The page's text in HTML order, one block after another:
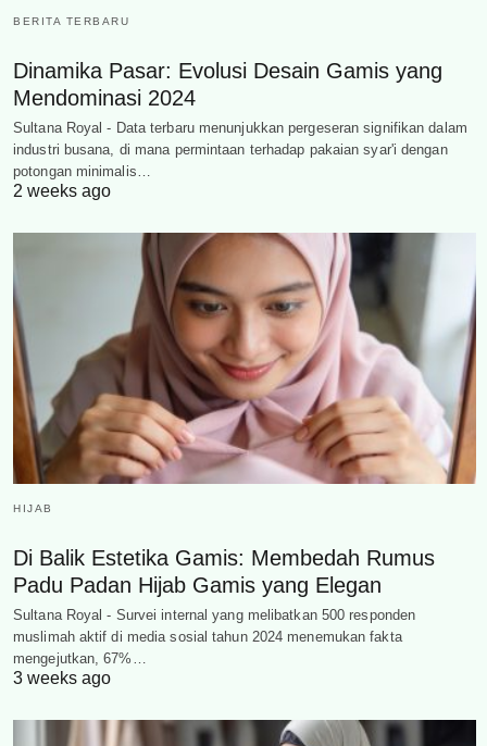
BERITA TERBARU
Dinamika Pasar: Evolusi Desain Gamis yang
Mendominasi 2024
Sultana Royal - Data terbaru menunjukkan pergeseran signifikan dalam
industri busana, di mana permintaan terhadap pakaian syar'i dengan
potongan minimalis…
2 weeks ago
HIJAB
Di Balik Estetika Gamis: Membedah Rumus
Padu Padan Hijab Gamis yang Elegan
Sultana Royal - Survei internal yang melibatkan 500 responden
muslimah aktif di media sosial tahun 2024 menemukan fakta
mengejutkan, 67%…
3 weeks ago